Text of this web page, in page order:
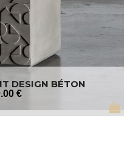
DESIGN BÉTON
.00 €